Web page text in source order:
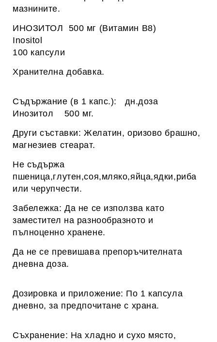
мазнините.
ИНОЗИТОЛ 500 мг (Витамин В8)
Inositol
100 капсули
Хранителна добавка.
Съдържание (в 1 капс.): дн.доза
Инозитол 500 мг.
Други съставки: Желатин, оризово брашно,
магнезиев стеарат.
Не съдържа
пшеница,глутен,соя,мляко,яйца,ядки,риба
или черупчести.
Забележка: Да не се използва като
заместител на разнообразното и
пълноценно хранене.
Да не се превишава препоръчителната
дневна доза.
Дозировка и приложение: По 1 капсула
дневно, за предпочитане с храна.
Съхранение: На хладно и сухо място,